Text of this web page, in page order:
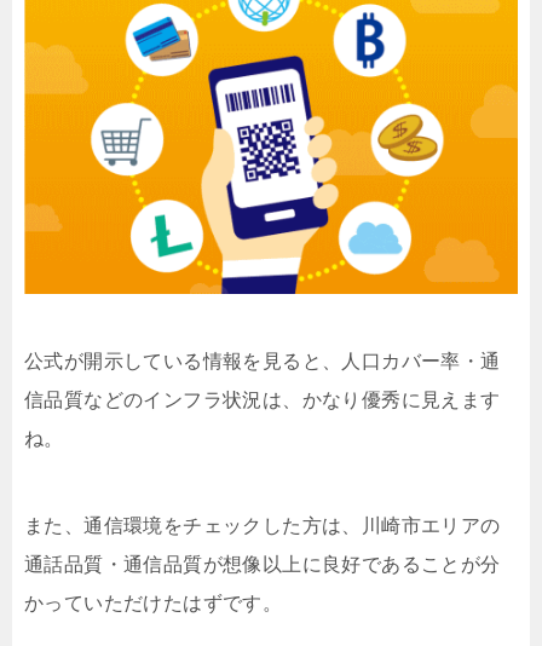
公式が開示している情報を見ると、人口カバー率・通
信品質などのインフラ状況は、かなり優秀に見えます
ね。
また、通信環境をチェックした方は、川崎市エリアの
通話品質・通信品質が想像以上に良好であることが分
かっていただけたはずです。